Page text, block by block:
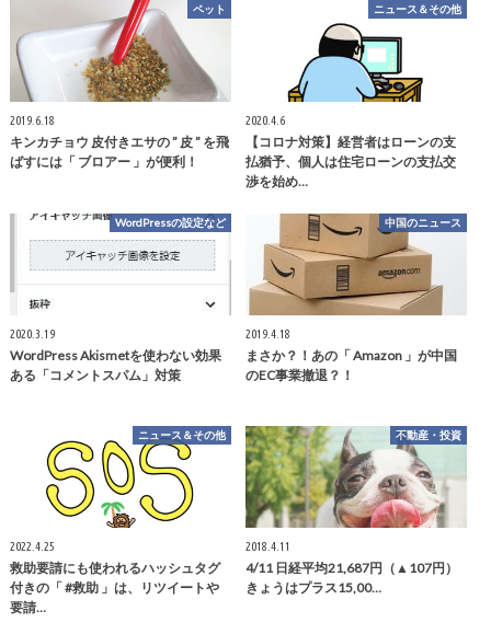
ペット
2019.6.18
キンカチョウ 皮付きエサの ” 皮 ” を飛
ばすには「 ブロアー 」が便利！
ニュース＆その他
2020.4.6
【コロナ対策】経営者はローンの支
払猶予、個人は住宅ローンの支払交
渉を始め…
WordPressの設定など
2020.3.19
WordPress Akismetを使わない効果
ある「コメントスパム」対策
中国のニュース
2019.4.18
まさか？！あの「 Amazon 」が中国
のEC事業撤退？！
ニュース＆その他
2022.4.25
救助要請にも使われるハッシュタグ
付きの「 #救助 」は、リツイートや
要請…
不動産・投資
2018.4.11
4/11 日経平均21,687円（▲107円）
きょうはプラス15,00…